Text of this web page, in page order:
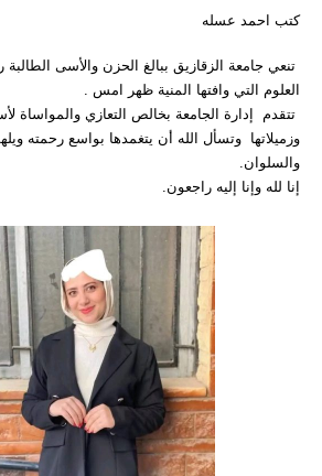
كتب احمد عسله
تنعي جامعة الزقازيق ببالغ الحزن والأسى
العلوم التي وافتها المنية ظهر امس .
تتقدم إدارة الجامعة بخالص التعازي والمواساة
وزميلاتها وتسأل الله أن يتغمدها بواسع رحمته
والسلوان.
إنا لله وإنا إليه راجعون.